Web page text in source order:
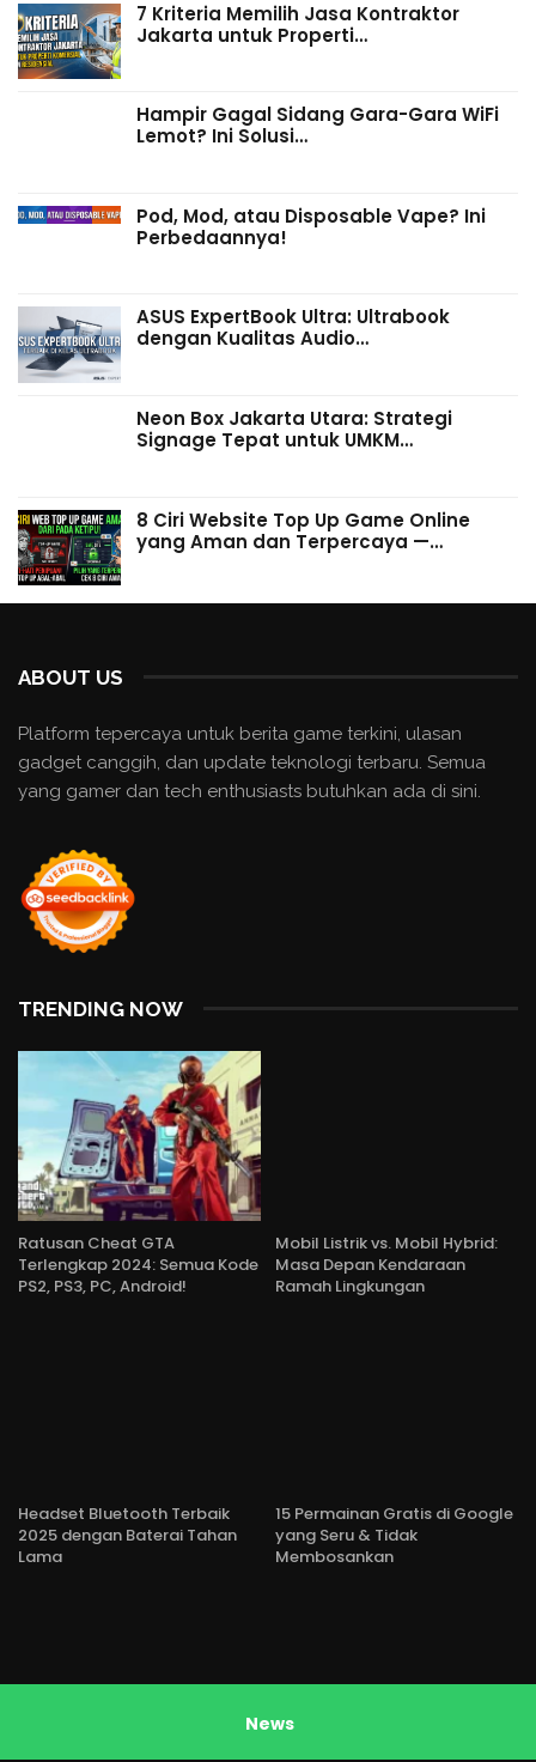
7 Kriteria Memilih Jasa Kontraktor
Jakarta untuk Properti…
Hampir Gagal Sidang Gara-Gara WiFi
Lemot? Ini Solusi…
Pod, Mod, atau Disposable Vape? Ini
Perbedaannya!
ASUS ExpertBook Ultra: Ultrabook
dengan Kualitas Audio…
Neon Box Jakarta Utara: Strategi
Signage Tepat untuk UMKM…
8 Ciri Website Top Up Game Online
yang Aman dan Terpercaya —…
ABOUT US
Platform tepercaya untuk berita game terkini, ulasan
gadget canggih, dan update teknologi terbaru. Semua
yang gamer dan tech enthusiasts butuhkan ada di sini.
TRENDING NOW
Ratusan Cheat GTA
Terlengkap 2024: Semua Kode
PS2, PS3, PC, Android!
Mobil Listrik vs. Mobil Hybrid:
Masa Depan Kendaraan
Ramah Lingkungan
Headset Bluetooth Terbaik
2025 dengan Baterai Tahan
Lama
15 Permainan Gratis di Google
yang Seru & Tidak
Membosankan
News